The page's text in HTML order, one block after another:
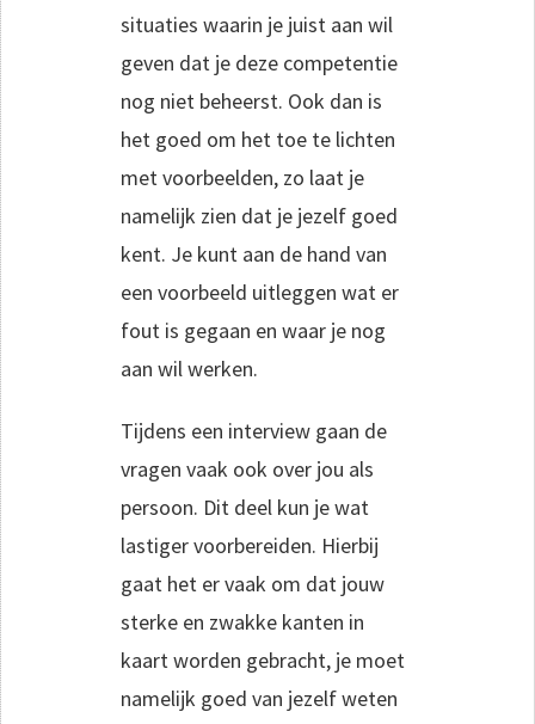
situaties waarin je juist aan wil
geven dat je deze competentie
nog niet beheerst. Ook dan is
het goed om het toe te lichten
met voorbeelden, zo laat je
namelijk zien dat je jezelf goed
kent. Je kunt aan de hand van
een voorbeeld uitleggen wat er
fout is gegaan en waar je nog
aan wil werken.
Tijdens een interview gaan de
vragen vaak ook over jou als
persoon. Dit deel kun je wat
lastiger voorbereiden. Hierbij
gaat het er vaak om dat jouw
sterke en zwakke kanten in
kaart worden gebracht, je moet
namelijk goed van jezelf weten